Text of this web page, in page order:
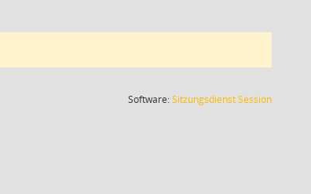
Software:SitzungsdienstSession(Wird in